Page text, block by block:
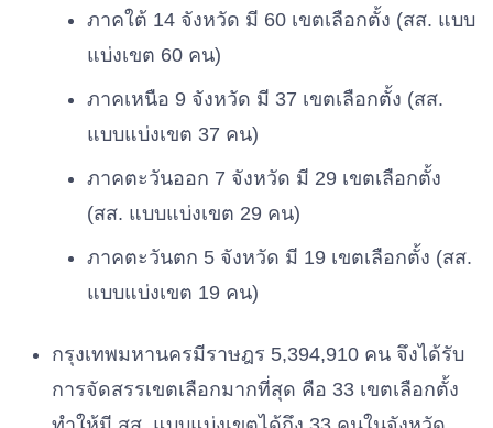
สอนเนย
ชาติ
นางวลัยพรรณ
รัตนสมบูรณ์
พรรคพลังปวงชนไทย
นางสาวกุลวรา
รัตนคงคา
พรรคไทยภักดี
ภาคใต้ 14 จังหวัด มี 60 เขตเลือกตั้ง (สส. แบบ
แบ่งเขต 60 คน)
ภาคเหนือ 9 จังหวัด มี 37 เขตเลือกตั้ง (สส.
แบบแบ่งเขต 37 คน)
ภาคตะวันออก 7 จังหวัด มี 29 เขตเลือกตั้ง
(สส. แบบแบ่งเขต 29 คน)
ภาคตะวันตก 5 จังหวัด มี 19 เขตเลือกตั้ง (สส.
แบบแบ่งเขต 19 คน)
กรุงเทพมหานครมีราษฎร 5,394,910 คน จึงได้รับ
การจัดสรรเขตเลือกมากที่สุด คือ 33 เขตเลือกตั้ง